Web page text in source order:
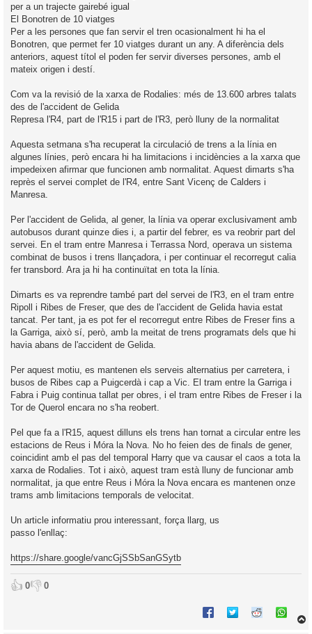
per a un trajecte gairebé igual
El Bonotren de 10 viatges
Per a les persones que fan servir el tren ocasionalment hi ha el
Bonotren, que permet fer 10 viatges durant un any. A diferència dels
anteriors, aquest títol el poden fer servir diverses persones, amb el
mateix origen i destí.
Com va la revisió de la xarxa de Rodalies: més de 13.600 arbres talats
des de l'accident de Gelida
Represa l'R4, part de l'R15 i part de l'R3, però lluny de la normalitat
Aquesta setmana s'ha recuperat la circulació de trens a la línia en
algunes línies, però encara hi ha limitacions i incidències a la xarxa que
impedeixen afirmar que funcionen amb normalitat. Aquest dimarts s'ha
reprès el servei complet de l'R4, entre Sant Vicenç de Calders i
Manresa.
Per l'accident de Gelida, al gener, la línia va operar exclusivament amb
autobusos durant quinze dies i, a partir del febrer, es va reobrir part del
servei. En el tram entre Manresa i Terrassa Nord, operava un sistema
combinat de busos i trens llançadora, i per continuar el recorregut calia
fer transbord. Ara ja hi ha continuïtat en tota la línia.
Dimarts es va reprendre també part del servei de l'R3, en el tram entre
Ripoll i Ribes de Freser, que des de l'accident de Gelida havia estat
tancat. Per tant, ja es pot fer el recorregut entre Ribes de Freser fins a
la Garriga, això sí, però, amb la meitat de trens programats dels que hi
havia abans de l'accident de Gelida.
Per aquest motiu, es mantenen els serveis alternatius per carretera, i
busos de Ribes cap a Puigcerdà i cap a Vic. El tram entre la Garriga i
Fabra i Puig continua tallat per obres, i el tram entre Ribes de Freser i la
Tor de Querol encara no s'ha reobert.
Pel que fa a l'R15, aquest dilluns els trens han tornat a circular entre les
estacions de Reus i Móra la Nova. No ho feien des de finals de gener,
coincidint amb el pas del temporal Harry que va causar el caos a tota la
xarxa de Rodalies. Tot i això, aquest tram està lluny de funcionar amb
normalitat, ja que entre Reus i Móra la Nova encara es mantenen onze
trams amb limitacions temporals de velocitat.
Un article informatiu prou interessant, força llarg, us
passo l'enllaç:
https://share.google/vancGjSSbSanGSytb
👍 0👎 0